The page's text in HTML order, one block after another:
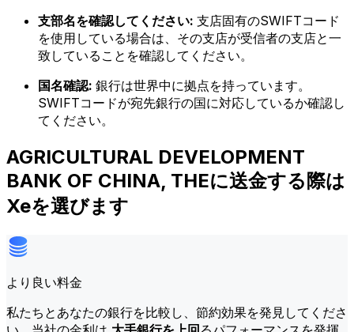
支部名を確認してください: 支店固有のSWIFTコード
を使用している場合は、その支店が受信者の支店と一
致していることを確認してください。
国名確認: 銀行は世界中に拠点を持っています。
SWIFTコードが宛先銀行の国に対応しているか確認し
てください。
AGRICULTURAL DEVELOPMENT
BANK OF CHINA, THEに送金する際は
Xeを選びます
より良い料金
私たちとあなたの銀行を比較し、節約効果を発見してくださ